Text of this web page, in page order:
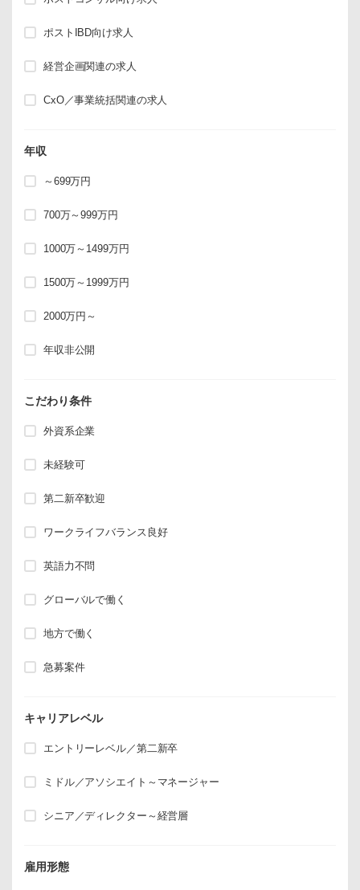
ポストIBD向け求人
経営企画関連の求人
CxO／事業統括関連の求人
年収
～699万円
700万～999万円
1000万～1499万円
1500万～1999万円
2000万円～
年収非公開
こだわり条件
外資系企業
未経験可
第二新卒歓迎
ワークライフバランス良好
英語力不問
グローバルで働く
地方で働く
急募案件
キャリアレベル
エントリーレベル／第二新卒
ミドル／アソシエイト～マネージャー
シニア／ディレクター～経営層
雇用形態